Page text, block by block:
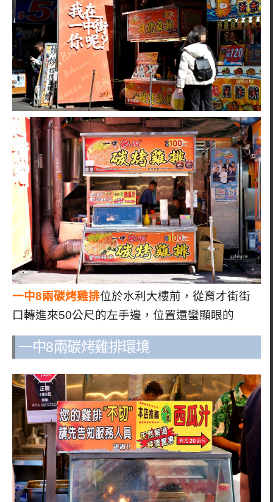
一中8兩碳烤雞排位於水利大樓前，從育才街街
口轉進來50公尺的左手邊，位置還蠻顯眼的
一中8兩碳烤雞排環境